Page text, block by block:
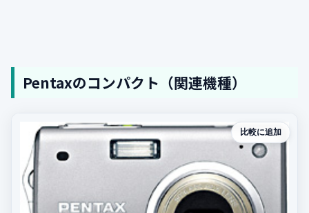
Pentaxのコンパクト（関連機種）
比較に追加